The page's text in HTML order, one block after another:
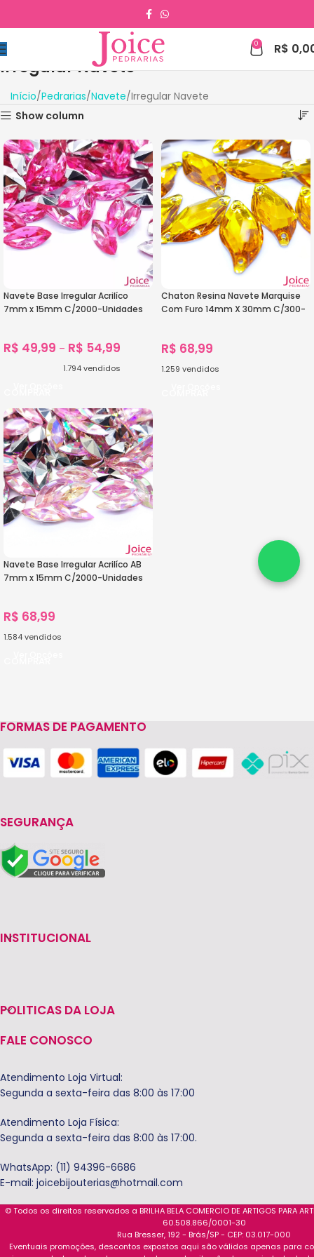
0 R$
Irregular Navete
Início Pedrarias Navete Irregular Navete
Show column
Navete Base Irregular Acrilíco
7mm x 15mm C/2000-Unidades
R$ 49,99 – R$ 54,99
1.794vendidos
Chaton Resina Navete Marquise
Com Furo 14mm X 30mm C/300-
R$ 68,99
1.259 vendidos
Navete Base Irregular Acrilíco AB
7mm x 15mm C/2000-Unidades
R$ 68,99
1.584vendidos
FORMAS DE PAGAMENTO
SEGURANÇA
INSTITUCIONAL
POLITICAS DA LOJA
FALE CONOSCO
Atendimento Loja Virtual:
Segunda a sexta-feira das 8:00 às 17:00
Atendimento Loja Física:
Segunda a sexta-feira das 8:00 às 17:00.
WhatsApp: (11) 94396-6686
E-mail: joicebijouterias@hotmail.com
© Todos os direitos reservados a BRILHA BELA COMERCIO DE ARTIGOS PARA
60.508.866/0001-30
Rua Bresser, 192 - Brás/SP - CEP: 03.017-000
Eventuais promoções, descontos expostos aqui são válidos apenas para